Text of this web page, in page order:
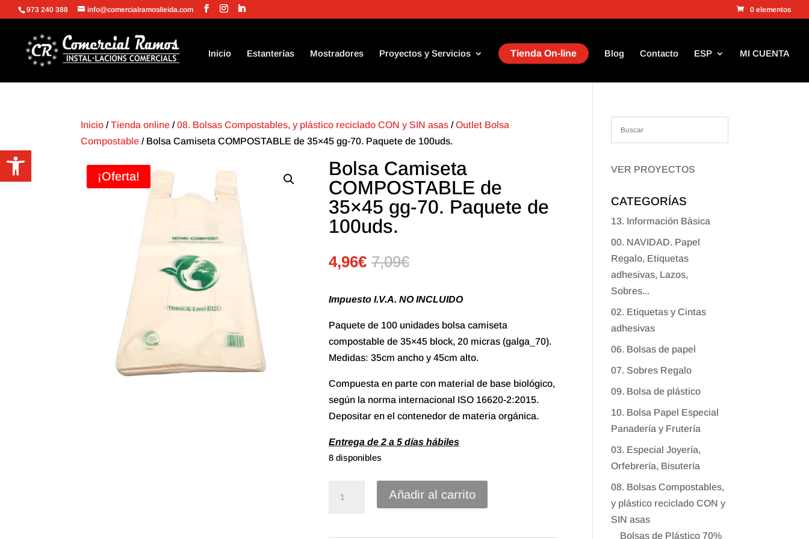
Abrir barra de herramientas
973 240 388 info@comercialramoslleida.com 0 elementos
Inicio Estanterías Mostradores Proyectos y Servicios Tienda On-line Blog Contacto ESP MI CUENTA
Inicio /Tienda online /08. Bolsas Compostables, y plástico reciclado CON y SIN asas /Outlet Bolsa
Compostable / Bolsa Camiseta COMPOSTABLE de 35×45 gg-70. Paquete de 100uds.
¡Oferta!
Bolsa Camiseta
COMPOSTABLE de
35×45 gg-70. Paquete de
100uds.
4,96€ 7,09€
Impuesto I.V.A. NO INCLUIDO
Paquete de 100 unidades bolsa camiseta
compostable de 35×45 block, 20 micras (galga_70).
Medidas: 35cm ancho y 45cm alto.
Compuesta en parte con material de base biológico,
según la norma internacional ISO 16620-2:2015.
Depositar en el contenedor de materia orgánica.
Entrega de 2 a 5 días hábiles
8 disponibles
de
Añadir al carrito
VER PROYECTOS
CATEGORÍAS
13. Información Bàsica
00. NAVIDAD. Papel
Regalo, Etiquetas
adhesivas, Lazos,
Sobres...
02. Etiquetas y Cintas
adhesivas
06. Bolsas de papel
07. Sobres Regalo
09. Bolsa de plástico
10. Bolsa Papel Especial
Panadería y Frutería
03. Especial Joyería,
Orfebrería, Bisutería
08. Bolsas Compostables,
y plástico reciclado CON y
SIN asas
Bolsas de Plástico 70%